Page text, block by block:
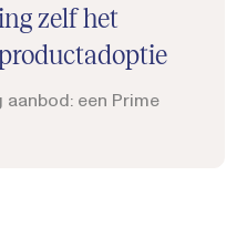
zelf het
een Prime